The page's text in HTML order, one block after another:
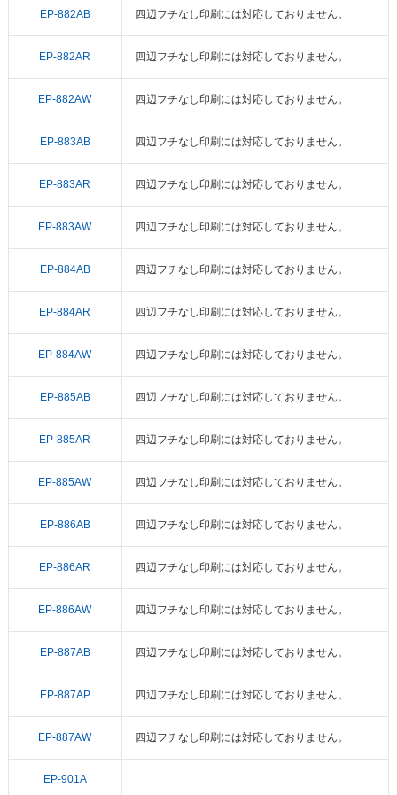
EP-882AB 四辺フチなし印刷には対応しておりません。
EP-882AR 四辺フチなし印刷には対応しておりません。
EP-882AW 四辺フチなし印刷には対応しておりません。
EP-883AB 四辺フチなし印刷には対応しておりません。
EP-883AR 四辺フチなし印刷には対応しておりません。
EP-883AW 四辺フチなし印刷には対応しておりません。
EP-884AB 四辺フチなし印刷には対応しておりません。
EP-884AR 四辺フチなし印刷には対応しておりません。
EP-884AW 四辺フチなし印刷には対応しておりません。
EP-885AB 四辺フチなし印刷には対応しておりません。
EP-885AR 四辺フチなし印刷には対応しておりません。
EP-885AW 四辺フチなし印刷には対応しておりません。
EP-886AB 四辺フチなし印刷には対応しておりません。
EP-886AR 四辺フチなし印刷には対応しておりません。
EP-886AW 四辺フチなし印刷には対応しておりません。
EP-887AB 四辺フチなし印刷には対応しておりません。
EP-887AP 四辺フチなし印刷には対応しておりません。
EP-887AW 四辺フチなし印刷には対応しておりません。
EP-901A